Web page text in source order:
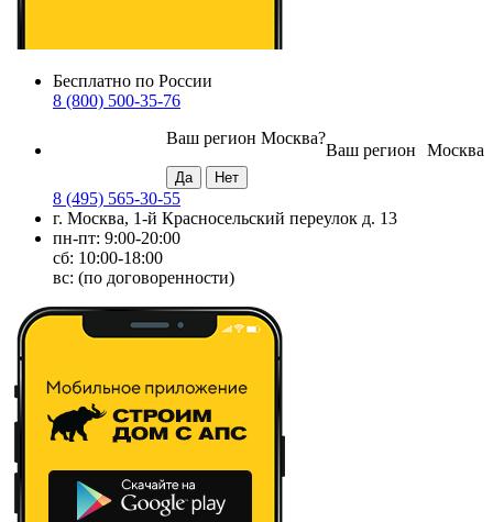
Бесплатно по России
8 (800) 500-35-76
Москва
Ваш регион
Ваш регион Москва?
8 (495) 565-30-55
г. Москва, 1-й Красносельский переулок д. 13
пн-пт: 9:00-20:00
сб: 10:00-18:00
вс: (по договоренности)